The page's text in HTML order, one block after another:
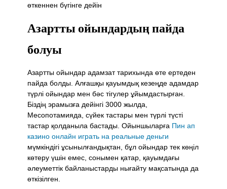
өткеннен бүгінге дейін
Азартты ойындардың пайда
болуы
Азартты ойындар адамзат тарихында өте ертеден
пайда болды. Алғашқы қауымдық кезеңде адамдар
түрлі ойындар мен бәс тігулер ұйымдастырған.
Біздің эрамызға дейінгі 3000 жылда,
Месопотамияда, сүйек тастары мен түрлі түсті
тастар қолданыла бастады. Ойыншыларға Пин ап
казино онлайн играть на реальные деньги
мүмкіндігі ұсынылғандықтан, бұл ойындар тек көңіл
көтеру үшін емес, сонымен қатар, қауымдағы
әлеуметтік байланыстарды нығайту мақсатында да
өткізілген.